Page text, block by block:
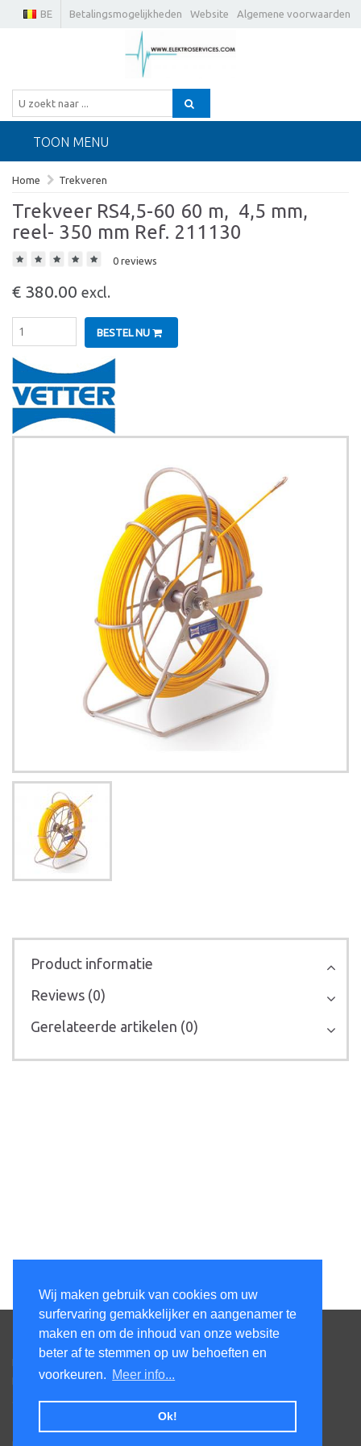
Wij maken gebruik van cookies om uw
surfervaring gemakkelijker en aangenamer te
maken en om de inhoud van onze website
beter af te stemmen op uw behoeften en
voorkeuren. Meer info...
Ok!
Betalingsmogelijkheden Website Algemene voorwaarden
BE
TOON MENU
Home Trekveren
Trekveer RS4,5-60 60 m,  4,5 mm,
reel- 350 mm Ref. 211130
0 reviews
€ 380.00 excl.
BESTEL NU
Product informatie
Reviews (0)
Gerelateerde artikelen (0)
Contacteer ons
Honsdonkstraat 25A
3120 Tremelo